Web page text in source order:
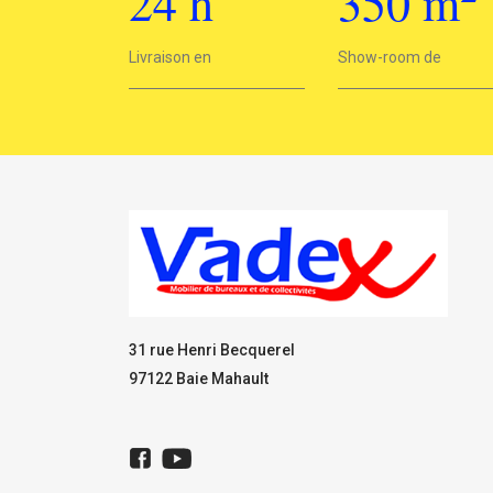
Livraison en Show-room de
31 rue Henri Becquerel
97122 Baie Mahault